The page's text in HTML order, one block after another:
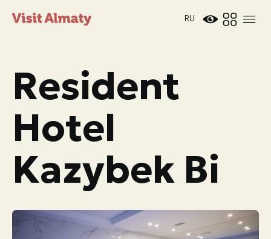
RU
Resident
Hotel
Kazybek Bi
Новости
Дата и время Погода в Алматы
26°C